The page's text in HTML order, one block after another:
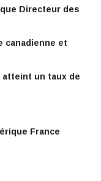
Directeur des
canadienne et
atteint un taux de
France